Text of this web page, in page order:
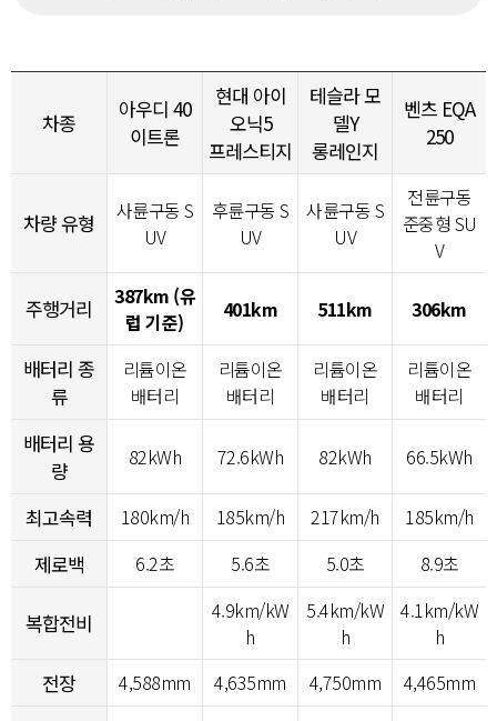
차종
아우디 40
이트론
현대 아이
오닉5
프레스티지
테슬라 모
델Y
롱레인지
벤츠 EQA
250
차량 유형
사륜구동 S
UV
후륜구동 S
UV
사륜구동 S
UV
전륜구동
준중형 SU
V
주행거리
387km (유
럽 기준)
401km 511km 306km
배터리 종
류
리튬이온
배터리
리튬이온
배터리
리튬이온
배터리
리튬이온
배터리
배터리 용
량
82kWh 72.6kWh 82kWh 66.5kWh
최고속력 180km/h 185km/h 217km/h 185km/h
제로백 6.2초 5.6초 5.0초 8.9초
복합전비
4.9km/kW
h
5.4km/kW
h
4.1km/kW
h
전장 4,588mm 4,635mm 4,750mm 4,465mm